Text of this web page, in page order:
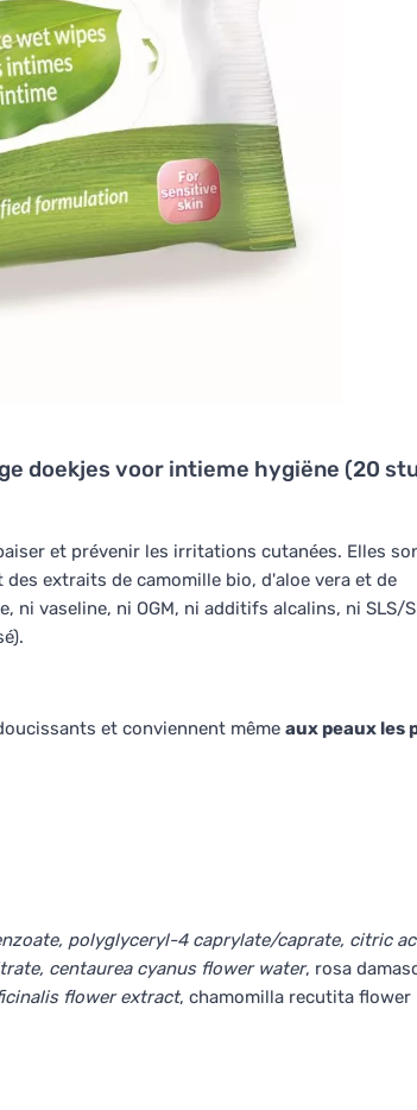
doekjes voor intieme hygiëne (20
et prévenir les irritations cutanées. Elles
extraits de camomille bio, d'aloe vera et de
vaseline, ni OGM, ni additifs alcalins, ni SLS/
et conviennent même aux peaux les
polyglyceryl-4 caprylate/caprate, citric
centaurea cyanus flower water, rosa
flower extract, chamomilla recutita flower